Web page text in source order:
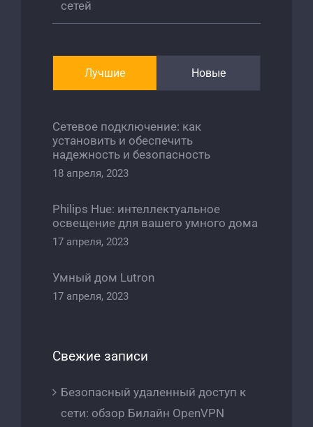
сетей
Лучшие Новые
Сетевое подключение: как
установить и обеспечить
надежность и безопасность
18 апреля, 2023
Philips Hue: интеллектуальное
освещение для вашего умного дома
17 апреля, 2023
Умный дом Lutron
17 апреля, 2023
Свежие записи
Безопасный удаленный доступ к
сети: обзор Билайн OpenVPN